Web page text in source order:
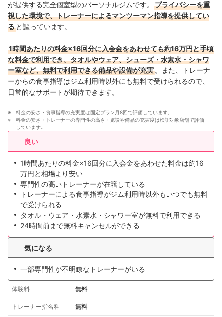
が提供する完全個室型のパーソナルジムです。
プライバシーを重
視した環境で、トレーナーによるマンツーマン指導を提供してい
る と謳っています。
1時間あたりの料金×16回分に入会金をあわせても約16万円と手頃
な料金で利用でき、タオルやウェア、シューズ・水素水・シャワ
ー室など、無料で利用できる備品や設備が充実。また、トレーナ
ーからの食事指導はジム利用時以外にも無料で受けられるので、
日常的なサポートが期待できます。
料金の安さ・食事指導の充実度は固定プラン月8回で評価しています。
料金の安さ・トレーナーの専門性の高さ・施設や備品の充実度は検証対象店舗で評価
しています。
良い
1時間あたりの料金×16回分に入会金をあわせた料金は約16
万円と相場より安い
専門性の高いトレーナーが在籍している
トレーナーによる食事指導がジム利用時以外もいつでも無料
で受けられる
タオル・ウェア・水素水・シャワー室が無料で利用できる
24時間前まで無料キャンセルができる
気になる
一部専門性が不明瞭なトレーナーがいる
体験料 無料
トレーナー指名料 無料